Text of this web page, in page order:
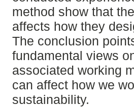
method show that
affects how they
The conclusion
fundamental views
associated working
can affect how we
sustainability.